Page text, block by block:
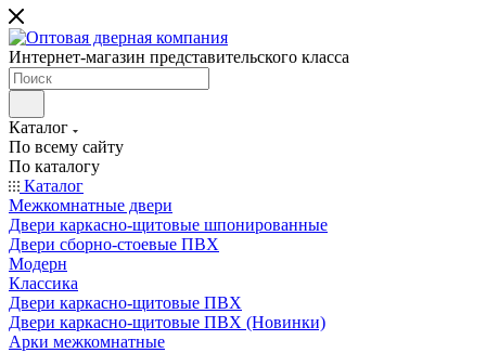
Интернет-магазин представительского класса
Каталог
По всему сайту
По каталогу
Каталог
Межкомнатные двери
Двери каркасно-щитовые шпонированные
Двери сборно-стоевые ПВХ
Модерн
Классика
Двери каркасно-щитовые ПВХ
Двери каркасно-щитовые ПВХ (Новинки)
Арки межкомнатные